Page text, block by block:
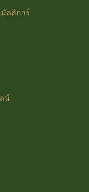
มัลลิการ์
น์